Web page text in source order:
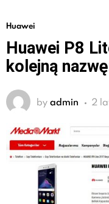
Huawei
Huawei P8
kolejną
by admin 2